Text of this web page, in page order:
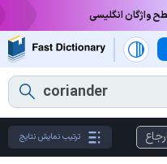
واژگان انگلیسی
ارجاع ترتیب نمایش نتایج